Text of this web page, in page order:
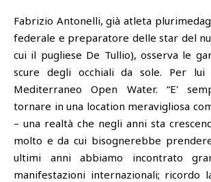
Fabrizio Antonelli, già atleta
federale e preparatore delle star del
cui il pugliese De Tullio), osserva le
scure degli occhiali da sole. Per
Mediterraneo Open Water. “E'
tornare in una location meravigliosa
– una realtà che negli anni sta
molto e da cui bisognerebbe
ultimi anni abbiamo incontrato
manifestazioni internazionali; ricordo